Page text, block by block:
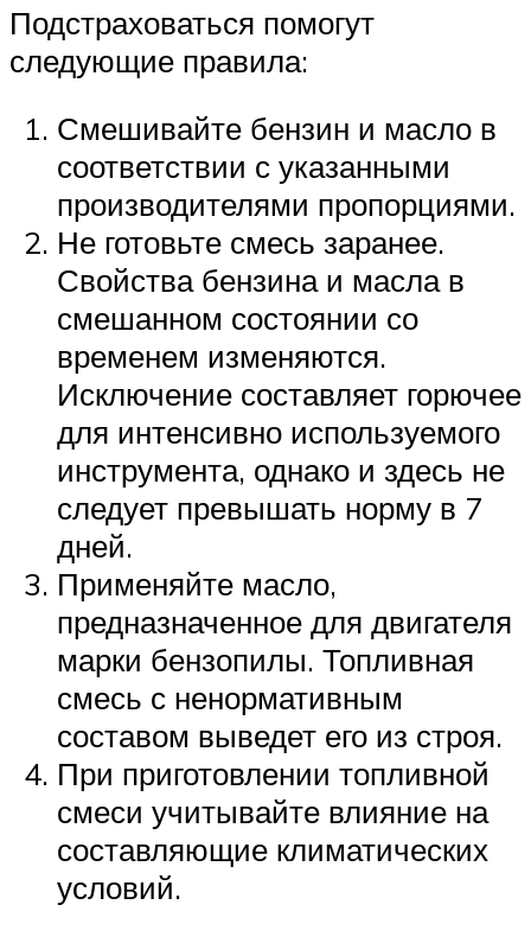
Подстраховаться помогут
следующие правила:
Смешивайте бензин и масло в
соответствии с указанными
производителями пропорциями.
Не готовьте смесь заранее.
Свойства бензина и масла в
смешанном состоянии со
временем изменяются.
Исключение составляет горючее
для интенсивно используемого
инструмента, однако и здесь не
следует превышать норму в 7
дней.
Применяйте масло,
предназначенное для двигателя
марки бензопилы. Топливная
смесь с ненормативным
составом выведет его из строя.
При приготовлении топливной
смеси учитывайте влияние на
составляющие климатических
условий.